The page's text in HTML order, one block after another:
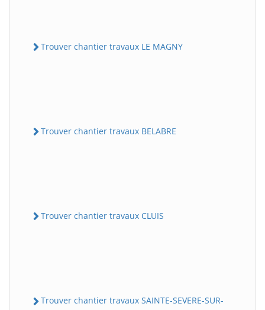
Trouver chantier travaux LE MAGNY
Trouver chantier travaux BELABRE
Trouver chantier travaux CLUIS
Trouver chantier travaux SAINTE-SEVERE-SUR-